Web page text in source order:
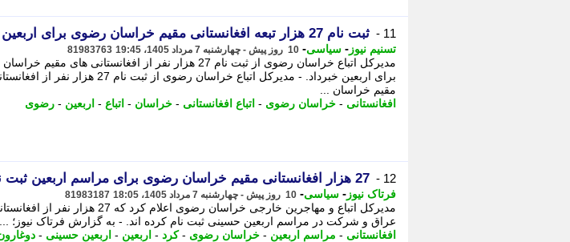
11 - ثبت نام 27 هزار تبعه افغانستانی مقیم خراسان رضوی برای اربعین
تسنیم نیوز - سیاسی- 10 روز پیش - چهارشنبه 7 مرداد 1405، 19:45 81983763
مدیرکل اتباع خراسان رضوی از ثبت نام 27 هزار نفر از افغانستانی های مقیم
برای اربعین خبرداد. - مدیرکل اتباع خراسان رضوی از ثبت نام 27
مقیم خراسان ...
افغانستانی - خراسان رضوی - اتباع افغانستانی - خراسان - اتباع - اربعین - رضوی
12 - 27 هزار افغانستانی مقیم خراسان رضوی برای مراسم اربعین ثبت نام کردند
فرتاک نیوز - سیاسی- 10 روز پیش - چهارشنبه 7 مرداد 1405، 18:05 81983187
مدیرکل اتباع و مهاجرین خارجی خراسان
عراق و شرکت در مراسم اربعین حسینی ثبت نام کرده اند. - به گزارش فرتاک نیوز؛ ...
افغانستانی - مراسم اربعین - خراسان رضوی -کرد - اربعین - اربعین حسینی -